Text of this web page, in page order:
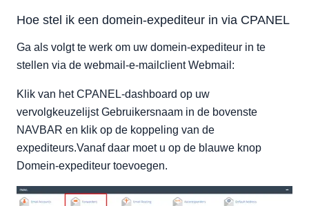
Hoe stel ik een domein-expediteur in via CPANEL
Ga als volgt te werk om uw domein-expediteur in te
stellen via de webmail-e-mailclient Webmail:
Klik van het CPANEL-dashboard op uw
vervolgkeuzelijst Gebruikersnaam in de bovenste
NAVBAR en klik op de koppeling van de
expediteurs.Vanaf daar moet u op de blauwe knop
Domein-expediteur toevoegen.